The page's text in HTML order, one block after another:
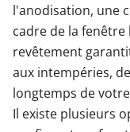
l'anodisation, une
cadre de la
revêtement
aux intempéries,
longtemps de
Il existe plusieurs